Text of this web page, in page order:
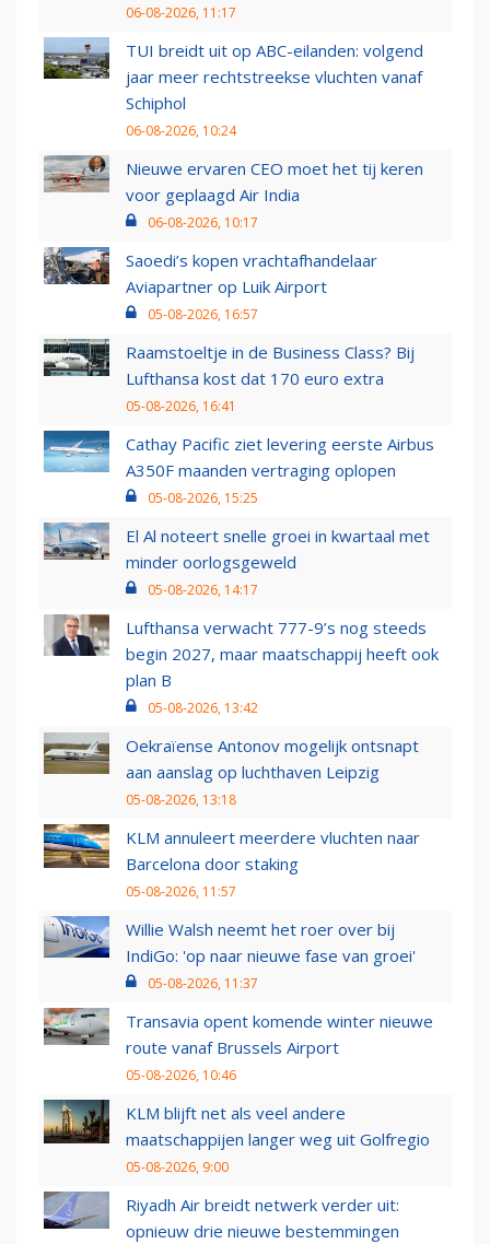
06-08-2026, 11:17
TUI breidt uit op ABC-eilanden: volgend
jaar meer rechtstreekse vluchten vanaf
Schiphol
06-08-2026, 10:24
Nieuwe ervaren CEO moet het tij keren
voor geplaagd Air India
06-08-2026, 10:17
Saoedi’s kopen vrachtafhandelaar
Aviapartner op Luik Airport
05-08-2026, 16:57
Raamstoeltje in de Business Class? Bij
Lufthansa kost dat 170 euro extra
05-08-2026, 16:41
Cathay Pacific ziet levering eerste Airbus
A350F maanden vertraging oplopen
05-08-2026, 15:25
El Al noteert snelle groei in kwartaal met
minder oorlogsgeweld
05-08-2026, 14:17
Lufthansa verwacht 777-9’s nog steeds
begin 2027, maar maatschappij heeft ook
plan B
05-08-2026, 13:42
Oekraïense Antonov mogelijk ontsnapt
aan aanslag op luchthaven Leipzig
05-08-2026, 13:18
KLM annuleert meerdere vluchten naar
Barcelona door staking
05-08-2026, 11:57
Willie Walsh neemt het roer over bij
IndiGo: 'op naar nieuwe fase van groei'
05-08-2026, 11:37
Transavia opent komende winter nieuwe
route vanaf Brussels Airport
05-08-2026, 10:46
KLM blijft net als veel andere
maatschappijen langer weg uit Golfregio
05-08-2026, 9:00
Riyadh Air breidt netwerk verder uit:
opnieuw drie nieuwe bestemmingen